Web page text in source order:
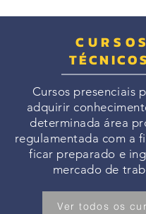
CURSOS
TÉCNICOS
Cursos presenciais
adquirir
determinada área
regulamentada com a
ficar preparado e
mercado de
Ver todos os